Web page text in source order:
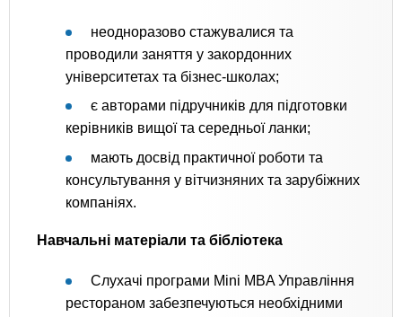
неодноразово стажувалися та
проводили заняття у закордонних
університетах та бізнес-школах;
є авторами підручників для підготовки
керівників вищої та середньої ланки;
мають досвід практичної роботи та
консультування у вітчизняних та зарубіжних
компаніях.
Навчальні матеріали та бібліотека
Слухачі програми Mini MBA Управління
рестораном забезпечуються необхідними